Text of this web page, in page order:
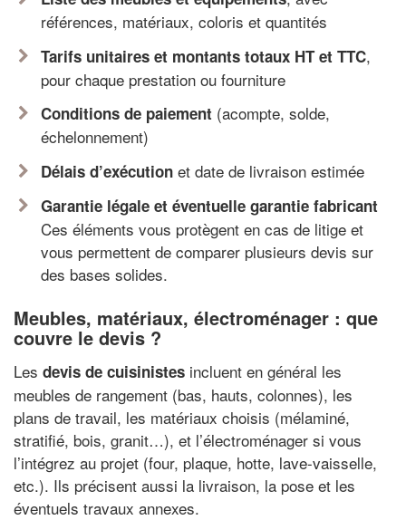
références, matériaux, coloris et quantités
Tarifs unitaires et montants totaux HT et TTC,
pour chaque prestation ou fourniture
Conditions de paiement (acompte, solde,
échelonnement)
Délais d’exécution et date de livraison estimée
Garantie légale et éventuelle garantie fabricant
Ces éléments vous protègent en cas de litige et
vous permettent de comparer plusieurs devis sur
des bases solides.
Meubles, matériaux, électroménager : que
couvre le devis ?
Les devis de cuisinistes incluent en général les
meubles de rangement (bas, hauts, colonnes), les
plans de travail, les matériaux choisis (mélaminé,
stratifié, bois, granit…), et l’électroménager si vous
l’intégrez au projet (four, plaque, hotte, lave-vaisselle,
etc.). Ils précisent aussi la livraison, la pose et les
éventuels travaux annexes.